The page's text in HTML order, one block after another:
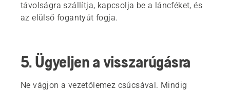
távolságra szállítja, kapcsolja be a láncféket, és
az elülső fogantyút fogja.
5. Ügyeljen a visszarúgásra
Ne vágjon a vezetőlemez csúcsával. Mindig